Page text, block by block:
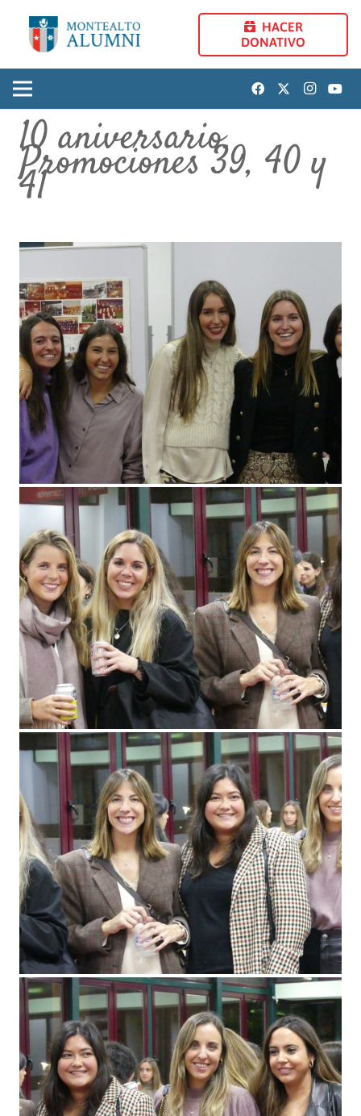
HACER
DONATIVO
10 aniversario.
Promociones 39, 40 y
41